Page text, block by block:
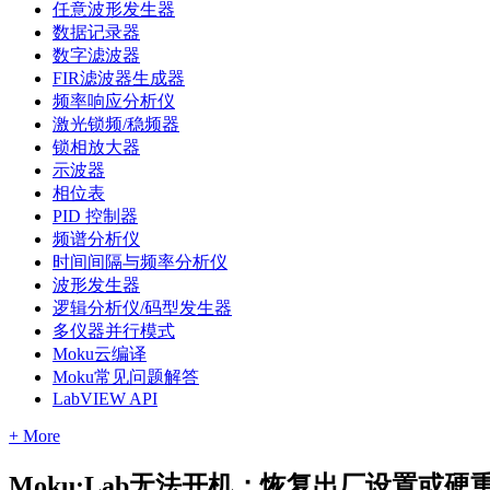
任意波形发生器
数据记录器
数字滤波器
FIR滤波器生成器
频率响应分析仪
激光锁频/稳频器
锁相放大器
示波器
相位表
PID 控制器
频谱分析仪
时间间隔与频率分析仪
波形发生器
逻辑分析仪/码型发生器
多仪器并行模式
Moku云编译
Moku常见问题解答
LabVIEW API
+ More